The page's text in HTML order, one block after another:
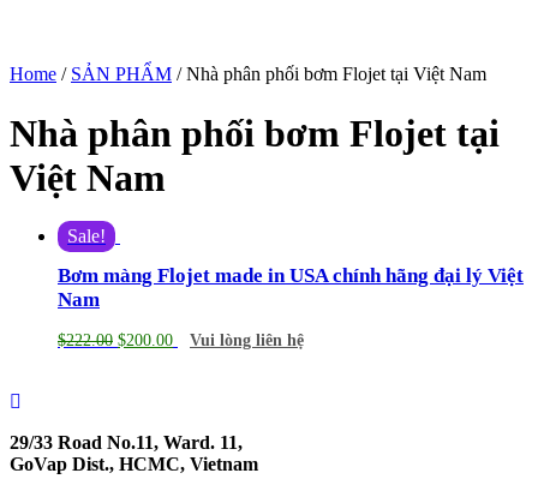
Home / SẢN PHẨM / Nhà phân phối bơm Flojet tại Việt Nam
Nhà phân phối bơm Flojet tại
Việt Nam
Sale!
Bơm màng Flojet made in USA chính hãng đại lý Việt
Nam
$222.00 $200.00 Vui lòng liên hệ
29/33 Road No.11, Ward. 11,
GoVap Dist., HCMC, Vietnam